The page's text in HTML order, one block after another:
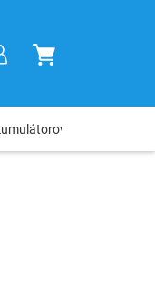
NÁKUPNÝ
elektro,